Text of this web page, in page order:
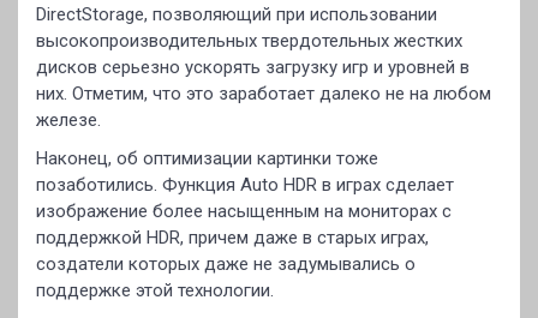
DirectStorage, позволяющий при использовании
высокопроизводительных твердотельных жестких
дисков серьезно ускорять загрузку игр и уровней в
них. Отметим, что это заработает далеко не на любом
железе.
Наконец, об оптимизации картинки тоже
позаботились. Функция Auto HDR в играх сделает
изображение более насыщенным на мониторах с
поддержкой HDR, причем даже в старых играх,
создатели которых даже не задумывались о
поддержке этой технологии.